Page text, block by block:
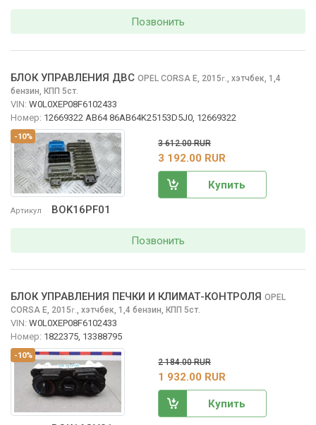
Позвонить
-10%
Артикул BOK16PF01
БЛОК УПРАВЛЕНИЯ ДВС OPEL CORSA E, 2015г., хэтчбек, 1,4
бензин, КПП 5ст.
VIN: W0L0XEP08F6102433
Номер: 12669322 AB64 86AB64K25153D5J0, 12669322
3 612.00 RUR
3 192.00 RUR
Купить
Позвонить
-10%
БЛОК УПРАВЛЕНИЯ ПЕЧКИ И КЛИМАТ-КОНТРОЛЯ OPEL
CORSA E, 2015г., хэтчбек, 1,4 бензин, КПП 5ст.
VIN: W0L0XEP08F6102433
Номер: 1822375, 13388795
2 184.00 RUR
1 932.00 RUR
Купить